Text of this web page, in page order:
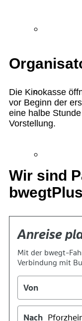
Die Kinokasse
vor Beginn der
eine halbe
Vorstellung.
Wir sind